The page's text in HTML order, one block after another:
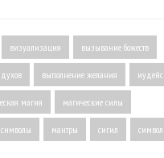
визуализация вызывание божеств
выполнение желания
магия магические силы
мантры сигил